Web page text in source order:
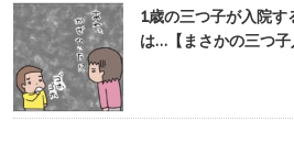
1歳の三つ子が入院
は…【まさかの三つ